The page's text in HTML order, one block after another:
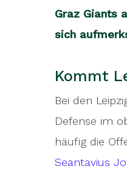
Graz Giants
sich
Kommt
Bei den
Defense im
häufig die
Seantavius